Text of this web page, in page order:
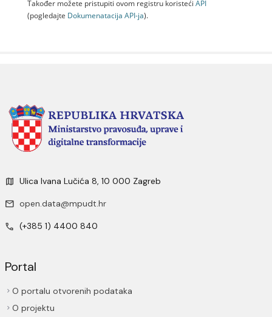
Također možete pristupiti ovom registru koristeći API
(pogledajte Dokumenаtаcijа API-jа).